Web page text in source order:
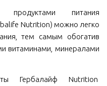
продуктами питания
Nutrition) можно легко
тем самым обогатив
витаминами, минералами
Гербалайф Nutrition